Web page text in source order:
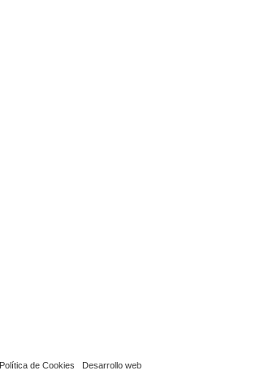
Política de Cookies Desarrollo web